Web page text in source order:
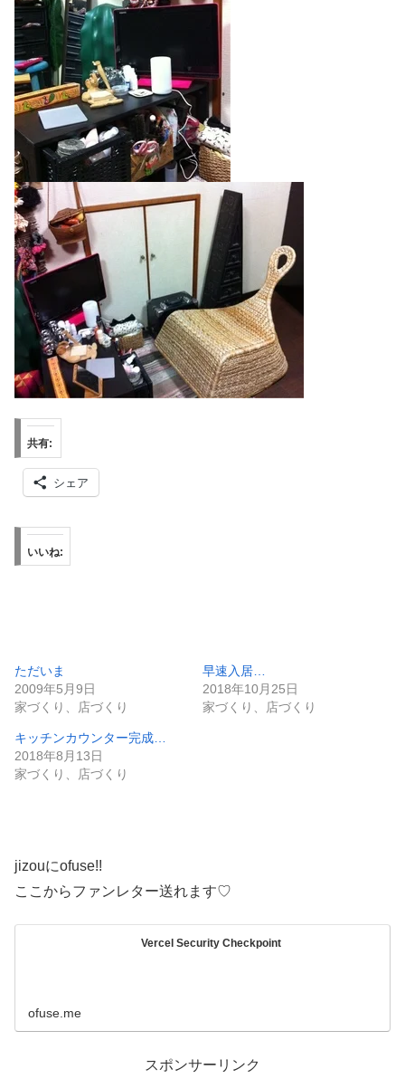
共有:
シェア
いいね:
ただいま
2009年5月9日
家づくり、店づくり
早速入居…
2018年10月25日
家づくり、店づくり
キッチンカウンター完成…
2018年8月13日
家づくり、店づくり
jizouにofuse!!
ここからファンレター送れます♡
Vercel Security Checkpoint
ofuse.me
スポンサーリンク